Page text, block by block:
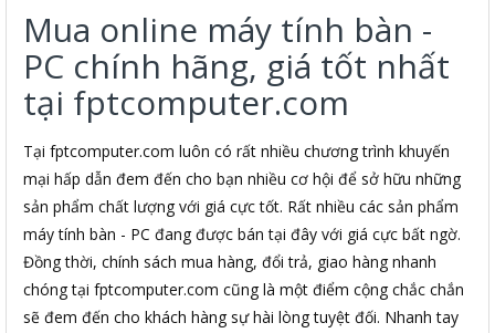
Mua online máy tính bàn -
PC chính hãng, giá tốt nhất
tại fptcomputer.com
Tại fptcomputer.com luôn có rất nhiều chương trình khuyến
mại hấp dẫn đem đến cho bạn nhiều cơ hội để sở hữu những
sản phẩm chất lượng với giá cực tốt. Rất nhiều các sản phẩm
máy tính bàn - PC đang được bán tại đây với giá cực bất ngờ.
Đồng thời, chính sách mua hàng, đổi trả, giao hàng nhanh
chóng tại fptcomputer.com cũng là một điểm cộng chắc chắn
sẽ đem đến cho khách hàng sự hài lòng tuyệt đối. Nhanh tay